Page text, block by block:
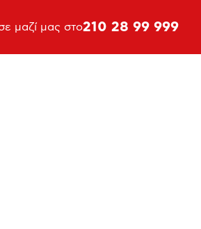
μαζί μας στο210 28 99 999